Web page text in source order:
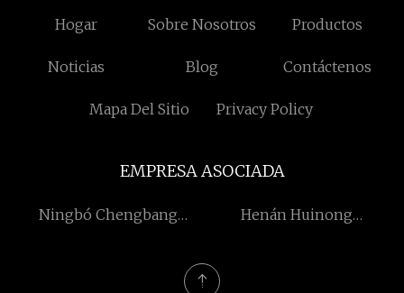
Hogar Sobre Nosotros Productos
Noticias Blog Contáctenos
Mapa Del Sitio Privacy Policy
EMPRESA ASOCIADA
Ningbó Chengbang
Henán Huinong